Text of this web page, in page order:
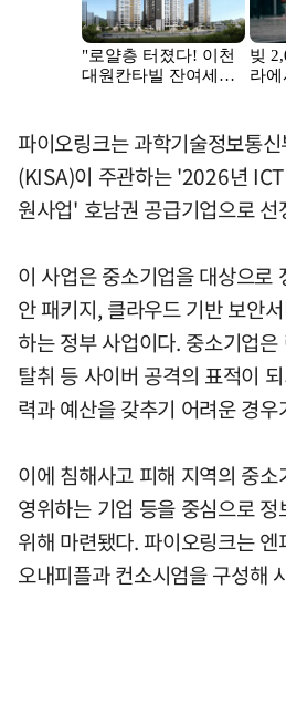
파이오링크는 과학기술정보통
(KISA)이 주관하는 '2026년
원사업' 호남권 공급기업으로
이 사업은 중소기업을 대상으로
안 패키지, 클라우드 기반 보안
하는 정부 사업이다. 중소기업
탈취 등 사이버 공격의 표적이
력과 예산을 갖추기 어려운 경
이에 침해사고 피해 지역의 중
영위하는 기업 등을 중심으로
위해 마련됐다. 파이오링크는
오내피플과 컨소시엄을 구성해